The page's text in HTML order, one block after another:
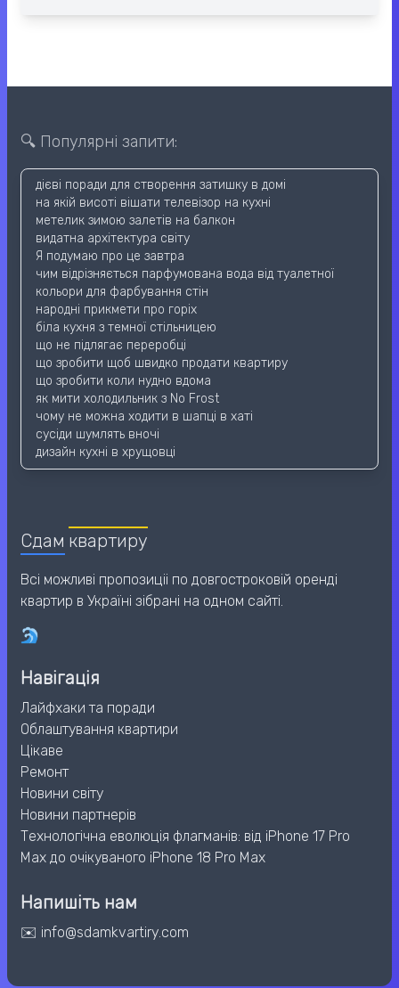
🔍 Популярні запити:
дієві поради для створення затишку в домі
на якій висоті вішати телевізор на кухні
метелик зимою залетів на балкон
видатна архітектура світу
Я подумаю про це завтра
чим відрізняється парфумована вода від туалетної
кольори для фарбування стін
народні прикмети про горіх
біла кухня з темної стільницею
що не підлягає переробці
що зробити щоб швидко продати квартиру
що зробити коли нудно вдома
як мити холодильник з No Frost
чому не можна ходити в шапці в хаті
сусіди шумлять вночі
дизайн кухні в хрущовці
Сдам квартиру
Всі можливі пропозиціі по довгостроковій оренді
квартир в Україні зібрані на одном сайті.
Навігація
Лайфхаки та поради
Облаштування квартири
Цікаве
Ремонт
Новини світу
Новини партнерів
Технологічна еволюція флагманів: від iPhone 17 Pro
Max до очікуваного iPhone 18 Pro Max
Напишіть нам
✉️ info@sdamkvartiry.com